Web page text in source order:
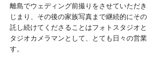
離島でウェディング前撮りをさせていただ
じまり、その後の家族写真まで継続的にそ
託し続けてくださることはフォトスタジオ
タジオカメラマンとして、とても日々の営
す。